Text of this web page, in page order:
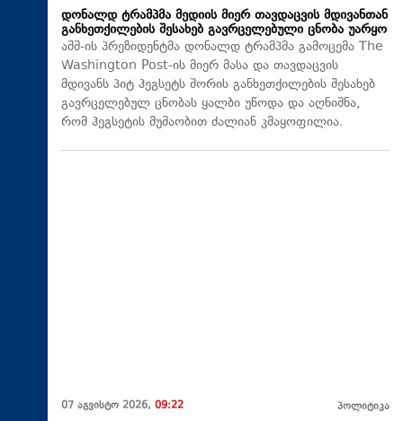
დონალდ ტრამპმა მედიის მიერ თავდაცვის მდივანთან
განხეთქილების შესახებ გავრცელებული ცნობა უარყო
აშშ-ის პრეზიდენტმა დონალდ ტრამპმა გამოცემა The
Washington Post-ის მიერ მასა და თავდაცვის
მდივანს პიტ ჰეგსეტს შორის განხეთქილების შესახებ
გავრცელებულ ცნობას ყალბი უწოდა და აღნიშნა,
რომ ჰეგსეტის მუშაობით ძალიან კმაყოფილია.
07 აგვისტო 2026, 09:22 პოლიტიკა